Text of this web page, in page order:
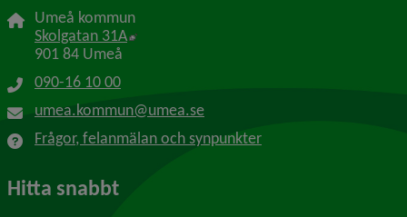
Umeå kommun
Skolgatan 31A Länk till annan webbplats, öppnas i nytt
901 84 Umeå
090-16 10 00
umea.kommun@umea.se
Frågor, felanmälan och synpunkter
Hitta snabbt